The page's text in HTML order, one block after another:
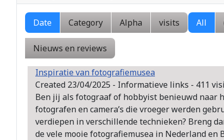
Date Category Alpha visits All
Nieuws en reviews
Inspiratie van fotografiemusea
Created 23/04/2025 - Informatieve links - 411
Ben jij als fotograaf of hobbyist benieuwd naar
fotografen en camera’s die vroeger werden
verdiepen in verschillende technieken? Breng
de vele mooie fotografiemusea in Nederland en